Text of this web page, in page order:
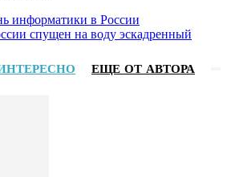
информатики в России
спущен на воду эскадренный
ЕЩЕ ОТ АВТОРА